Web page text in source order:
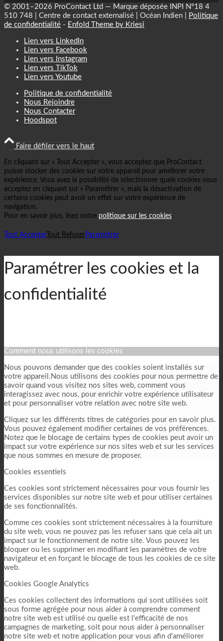
© 2001–2026 ProContact Ltd — Marque déposée INPI N°18 4
510 748 | Centre de contact externalisé | Océan Indien |
Politique
de confidentialité - Enfold Theme by Kriesi
Lien vers LinkedIn
Lien vers Facebook
Lien vers Instagram
Lien vers TikTok
Lien vers Youtube
Politique de confidentialité
Nous Rejoindre
Nous Contacter
Hoodspot
Faire défiler vers le haut
En cliquant sur « Tout Accepter », vous acceptez que ProContact
puisse stocker des cookies sur votre appareil pour améliorer votre
expérience. Vous avez la possibilité de sélectionner quels cookies vous
acceptez en cliquant sur « Paramétrer », mais la désactivation de
certains cookies peut avoir un effet sur votre expérience de
navigation.
Pour en savoir plus, lisez notre politique sur les cookies.
Tout AccepterTout RefuserParamétrer
Paramétrer les cookies et la
confidentialité
Comment nous utilisons les cookies
Nous pouvons demander que des cookies soient installés sur
votre appareil.Nous utilisons des cookies pour nous permettre de
savoir quand vous visitez nos sites web, comment vous
interagissez avec nous, pour enrichir votre expérience utilisateur
et pour personnaliser votre relation avec notre site web.
Cliquez sur les différents titres de catégories pour en savoir plus.
Vous pouvez également modifier certaines de vos préférences.
Notez que le blocage de certains types de cookies peut avoir un
impact sur votre expérience sur nos sites web et sur les services
que nous sommes en mesure de proposer.
Cookies essentiels
Ces cookies sont strictement nécessaires pour vous fournir les
services disponibles sur notre site web et pour utiliser certaines
de ses fonctionnalités.
Comme ces cookies sont strictement nécessaires à la fourniture
du site web, vous ne pouvez pas les refuser sans que cela ait un
impact sur le fonctionnement de notre site. Vous pouvez les
bloquer ou les supprimer en modifiant les paramètres de votre
navigateur et en forçant le blocage de tous les cookies de ce site
web.
Cookies Google Analytics
Ces cookies collectent des informations qui sont utilisées soit
sous forme agrégée pour nous aider à comprendre comment
notre site web est utilisé ou quelle est l'efficacité de nos
campagnes de marketing, soit pour nous aider à personnaliser
notre site web et notre application pour vous afin d'améliorer